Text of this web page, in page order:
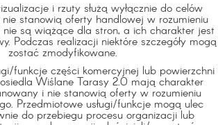
i rzuty służą wyłącznie do celów
stanowią oferty handlowej w rozumieniu
nie są wiążące dla stron, a ich charakter jest
Podczas realizacji niektóre szczegóły mogą
zostać zmodyfikowane.
funkcje części komercyjnej lub powierzchni
Wiślane Tarasy 2.0 mają charakter
i nie stanowią oferty w rozumieniu
Przedmiotowe usługi/funkcje mogą ulec
do przebiegu procesu organizacji lub